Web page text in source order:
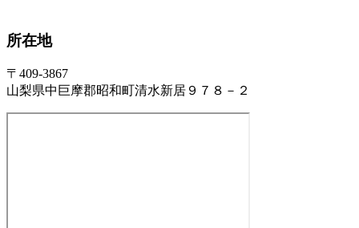
所在地
〒409-3867
山梨県中巨摩郡昭和町清水新居９７８－２